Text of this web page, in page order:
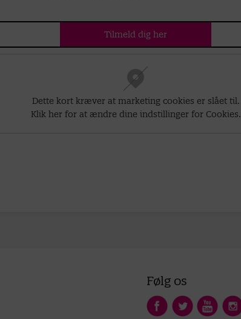
Tilmeld dig her
Dette kort kræver at marketing cookies er slået til.
Klik her for at ændre dine indstillinger for Cookies.
Følg os